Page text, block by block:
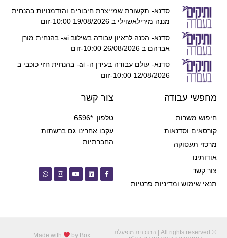
סדנא- תקשורת שמייצרת חיבורים והזדמנויות בהנחית
מננה מירילאשוילי ב 19/08/2026 10:00-זום
סדנא- הכנה לראיון עבודה בשילוב ai- בהנחית מורן
אברהם ב 26/08/2026 10:00-זום
סדנא- עולם עבודה בעידן ה- ai- בהנחית חזי כוכבי ב
12/08/2026 10:00-זום
מחפשי עבודה
חיפוש משרות
קורסאים וסדנאות
מרכזי תעסוקה
אודותינו
צור קשר
תנאי שימוש ומדיניות פרטיות
צור קשר
טלפון: *6596
עקבו אחרינו גם ברשתות
החברתיות
© All rights reserved | התוכנית מופעלת
Made with by Box